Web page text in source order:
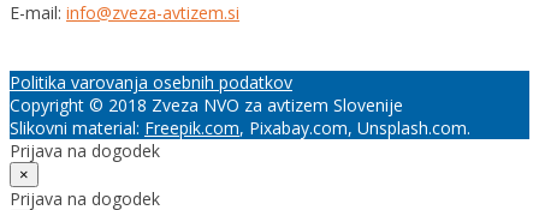
E-mail: info@zveza-avtizem.si
Politika varovanja osebnih podatkov
Copyright © 2018 Zveza NVO za avtizem Slovenije
Slikovni material: Freepik.com, Pixabay.com, Unsplash.com.
Prijava na dogodek
×
Prijava na dogodek